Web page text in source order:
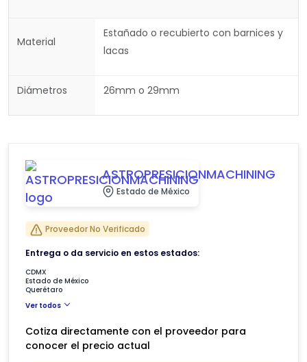
Material
Estañado o recubierto con barnices y
lacas
Diámetros 26mm o 29mm
ASTROPRESICIONMACHINING
Estado de México
Proveedor No Verificado
Entrega o da servicio en estos estados:
CDMX
Estado de México
Querétaro
Ver todos
Cotiza directamente con el proveedor para
conocer el precio actual